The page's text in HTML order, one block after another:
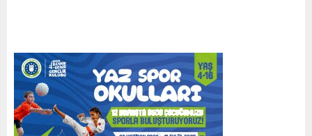
Hedeflenen Odak Alanları